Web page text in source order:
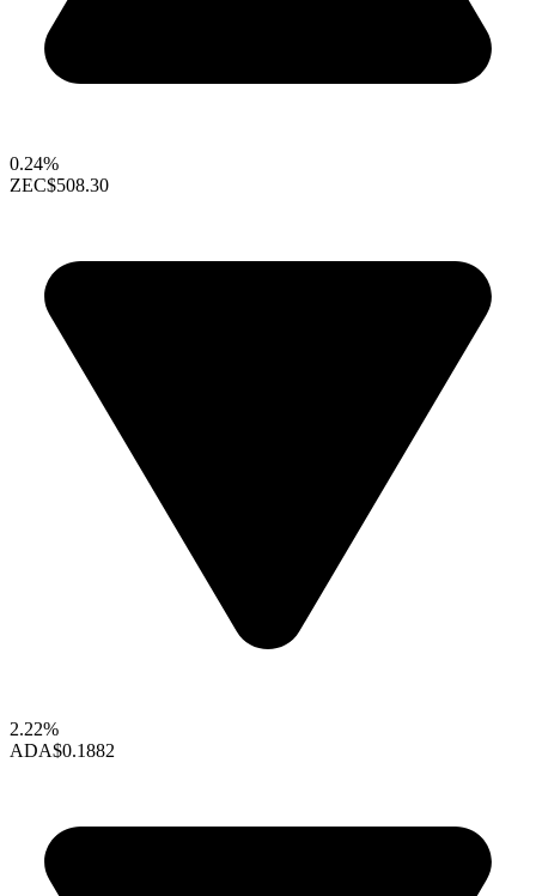
0.24%
ZEC$508.30
2.22%
ADA$0.1882